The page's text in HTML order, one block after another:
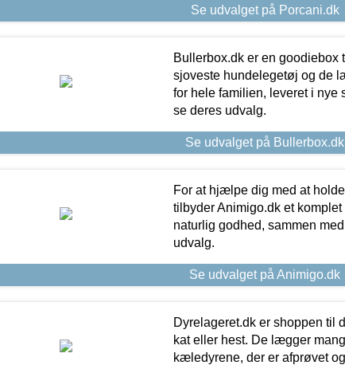
Se udvalget på Porcani.dk
Bullerbox.dk er en goodiebox
sjoveste hundelegetøj og de
for hele familien, leveret i nye
se deres udvalg.
Se udvalget på Bullerbox.dk
For at hjælpe dig med at
tilbyder Animigo.dk et
naturlig godhed, sammen
udvalg.
Se udvalget på Animigo.dk
Dyrelageret.dk er shoppen til
kat eller hest. De lægger
kæledyrene, der er afprøvet